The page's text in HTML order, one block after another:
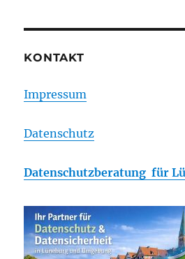
KONTAKT
Impressum
Datenschutz
Datenschutzberatung für